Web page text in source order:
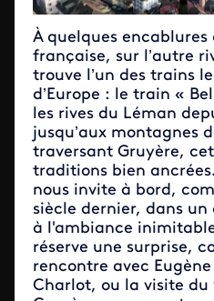
À quelques
française, sur l’autre
trouve l’un des trains
d’Europe : le train «
les rives du Léman
jusqu’aux montagnes
traversant Gruyère,
traditions bien ancrées.
nous invite à bord,
siècle dernier, dans
à l'ambiance
réserve une surprise,
rencontre avec
Charlot, ou la visite du